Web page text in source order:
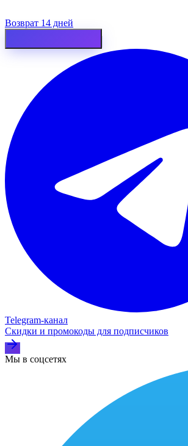
Возврат 14 дней
Telegram‑канал
Скидки и промокоды для подписчиков
Мы в соцсетях